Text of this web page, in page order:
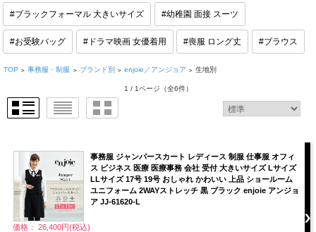
#ブラックフォーマル 大きいサイズ #幼稚園 面接 スーツ
#お受験バッグ #ドラマ映画 女優着用 #喪服 ロング丈 #ブラウス
TOP > 事務服・制服 > ブランド別 > enjoie／アンジョア > 生地別
1 / 1ページ （全6件）
事務服 ジャンパースカート レディース 制服 仕事服 オフィ
ス ビジネス 医療 医療事務 会社 受付 大きいサイズ Lサイズ
LLサイズ 17号 19号 おしゃれ かわいい 上品 ショールーム
ユニフォーム 2WAYストレッチ 黒 ブラック enjoie アンジョ
ア JJ-61620-L
価格： 26,400円(税込)